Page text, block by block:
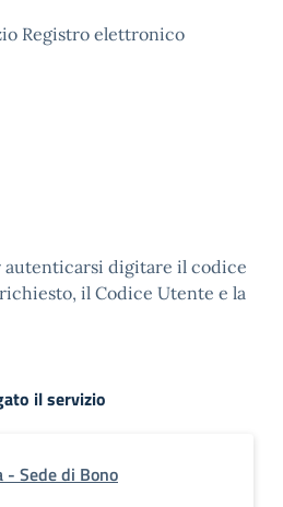
Registro elettronico
autenticarsi digitare il codice
il Codice Utente e la
il servizio
Sede di Bono